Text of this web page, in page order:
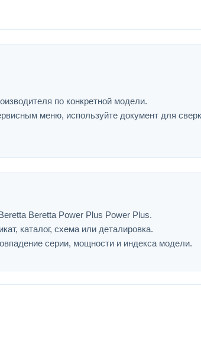
по конкретной модели.
меню, используйте документ для
Beretta Power Plus Power Plus.
каталог, схема или деталировка.
серии, мощности и индекса модели.